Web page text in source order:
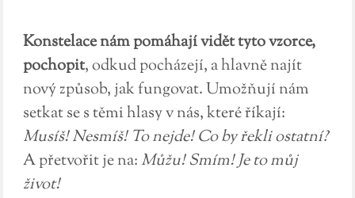
Konstelace nám pomáhají vidět tyto vzorce,
pochopit, odkud pocházejí, a hlavně najít
nový způsob, jak fungovat. Umožňují nám
setkat se s těmi hlasy v nás, které říkají:
Musíš! Nesmíš! To nejde! Co by řekli ostatní?
A přetvořit je na: Můžu! Smím! Je to můj
život!